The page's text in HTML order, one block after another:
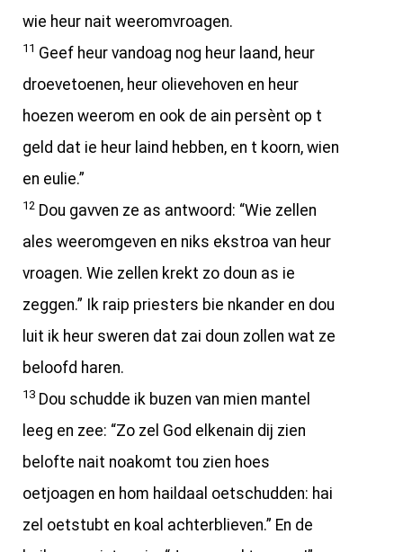
wie heur nait weeromvroagen.
11 Geef heur vandoag nog heur laand, heur
droevetoenen, heur olievehoven en heur
hoezen weerom en ook de ain persènt op t
geld dat ie heur laind hebben, en t koorn, wien
en eulie.”
12 Dou gavven ze as antwoord: “Wie zellen
ales weeromgeven en niks ekstroa van heur
vroagen. Wie zellen krekt zo doun as ie
zeggen.” Ik raip priesters bie nkander en dou
luit ik heur sweren dat zai doun zollen wat ze
beloofd haren.
13 Dou schudde ik buzen van mien mantel
leeg en zee: “Zo zel God elkenain dij zien
belofte nait noakomt tou zien hoes
oetjoagen en hom haildaal oetschudden: hai
zel oetstubt en koal achterblieven.” En de